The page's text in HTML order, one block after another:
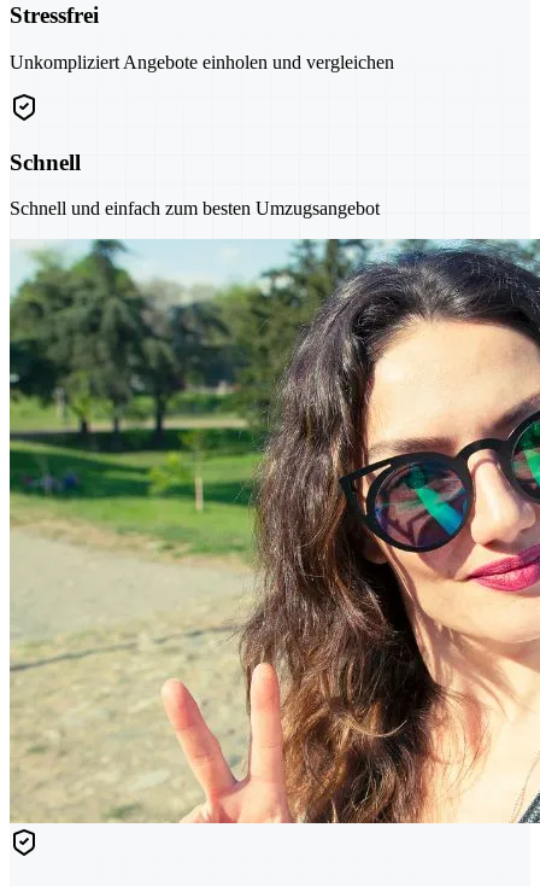
Stressfrei
Unkompliziert Angebote einholen und vergleichen
Schnell
Schnell und einfach zum besten Umzugsangebot